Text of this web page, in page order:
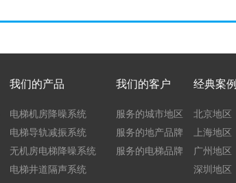
我们的产品
电梯机房降噪系统
电梯导轨减振系统
无机房电梯降噪系统
电梯井道隔声系统
我们的客户
服务的城市地区
服务的地产品牌
服务的电梯品牌
经典案例
北京地区
上海地区
广州地区
深圳地区